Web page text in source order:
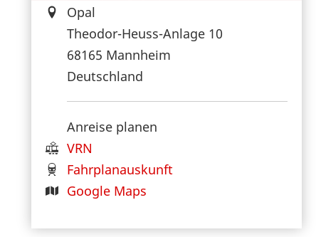
Opal
Theodor-Heuss-Anlage 10
68165 Mannheim
Deutschland
Anreise planen
VRN
Fahrplanauskunft
Google Maps